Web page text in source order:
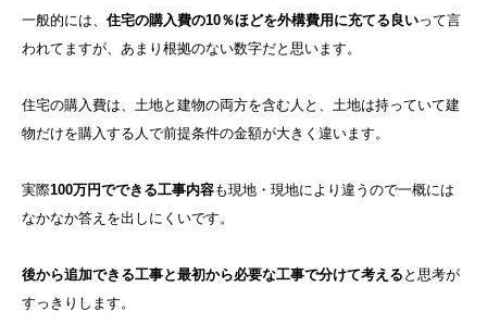
一般的には、 住宅の購入費の10％ほどを外構費用に充てる良いって言
われてますが、あまり根拠のない数字だと思います。
住宅の購入費は、土地と建物の両方を含む人と、土地は持っていて建
物だけを購入する人で前提条件の金額が大きく違います。
実際100万円でできる工事内容も現地・現地により違うので一概には
なかなか答えを出しにくいです。
後から追加できる工事と最初から必要な工事で分けて考える と思考が
すっきりします。